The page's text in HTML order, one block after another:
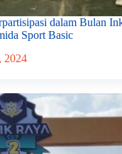
dalam Bulan
Sport Basic
2024